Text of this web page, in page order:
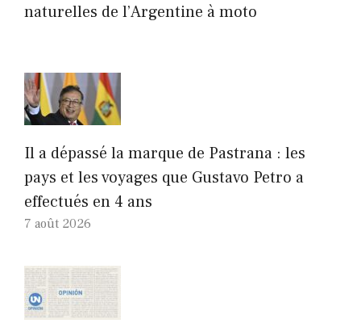
naturelles de l’Argentine à moto
Il a dépassé la marque de Pastrana : les
pays et les voyages que Gustavo Petro a
effectués en 4 ans
7 août 2026